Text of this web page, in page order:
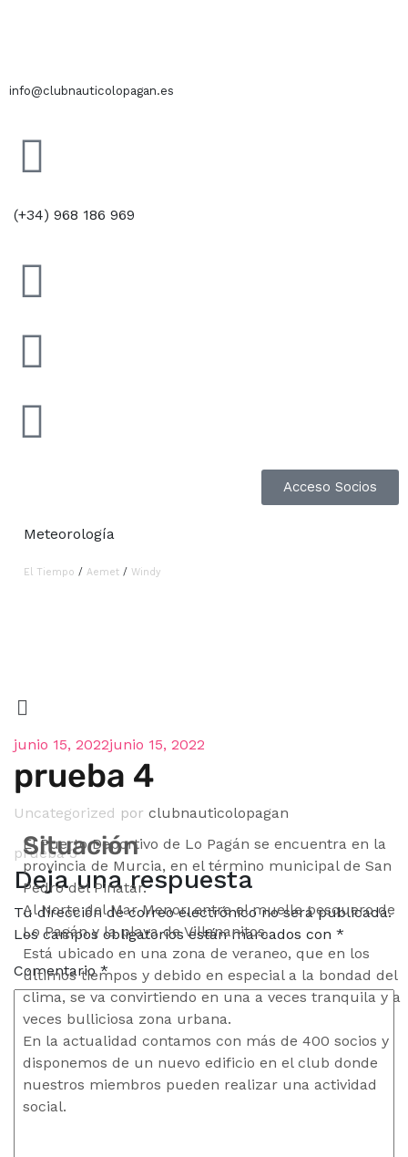
info@clubnauticolopagan.es
(+34) 968 186 969
Acceso Socios
Meteorología
El Tiempo / Aemet / Windy
junio 15, 2022junio 15, 2022
prueba 4
Uncategorized por clubnauticolopagan
El Puerto Deportivo de Lo Pagán se encuentra en la
provincia de Murcia, en el término municipal de San
Pedro del Pinatar.
Al Norte del Mar Menor, entre el muelle pesquero de
Lo Pagán y la playa de Villananitos.
Está ubicado en una zona de veraneo, que en los
últimos tiempos y debido en especial a la bondad del
clima, se va convirtiendo en una a veces tranquila y a
veces bulliciosa zona urbana.
En la actualidad contamos con más de 400 socios y
disponemos de un nuevo edificio en el club donde
nuestros miembros pueden realizar una actividad
social.
Situación
prueba 3
Deja una respuesta
Tu dirección de correo electrónico no será publicada.
Los campos obligatorios están marcados con *
Comentario*